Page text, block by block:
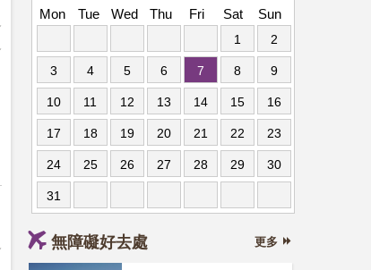
Mon
Tue Wed Thu Fri Sat Sun
1 2
3 4 5 6 7 8 9
10 11 12 13 14 15 16
17 18 19 20 21 22 23
24 25 26 27 28 29 30
31
無障礙好去處 更多